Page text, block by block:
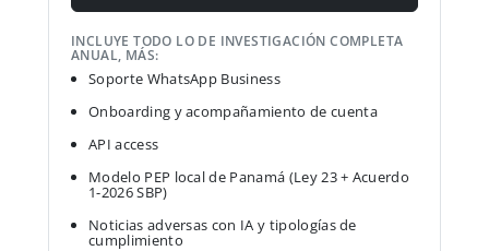
INCLUYE TODO LO DE INVESTIGACIÓN COMPLETA
ANUAL, MÁS:
Soporte WhatsApp Business
Onboarding y acompañamiento de cuenta
API access
Modelo PEP local de Panamá (Ley 23 + Acuerdo
1-2026 SBP)
Noticias adversas con IA y tipologías de
cumplimiento